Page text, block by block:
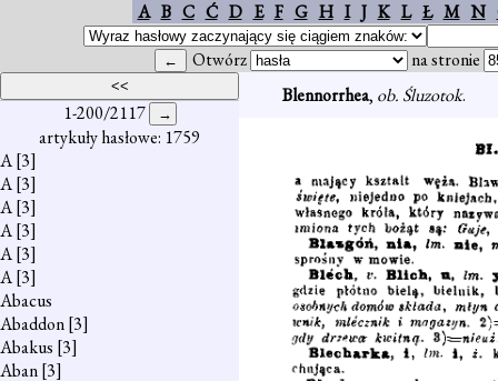
A B C Ć D E F G H I J K L Ł M N
Otwórz na stronie
1-200/2117
artykuły hasłowe: 1759
A[3]
A[3]
A[3]
A[3]
A[3]
A[3]
Abacus
Abaddon[3]
Abakus [3]
Aban[3]
Blennorrhea, ob. Śluzotok.